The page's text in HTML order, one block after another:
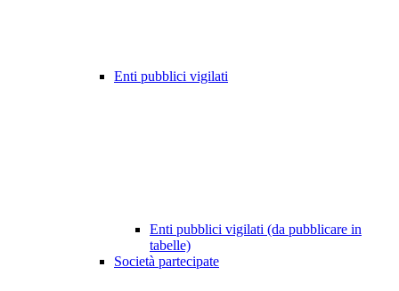
Enti pubblici vigilati
Enti pubblici vigilati (da pubblicare in
tabelle)
Società partecipate